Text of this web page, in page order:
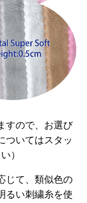
すので、お選び
ついてはスタッ
）
じて、類似色の
るい刺繍糸を使